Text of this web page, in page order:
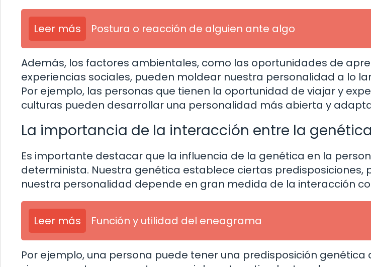
Leer más Postura o reacción de alguien ante algo
Además, los factores ambientales, como las oportunidades de
experiencias sociales, pueden moldear nuestra personalidad a lo
Por ejemplo, las personas que tienen la oportunidad de viajar y
culturas pueden desarrollar una personalidad más abierta y
La importancia de la interacción entre la
Es importante destacar que la influencia de la genética en la
determinista. Nuestra genética establece ciertas predisposiciones,
nuestra personalidad depende en gran medida de la interacción
Leer más Función y utilidad del eneagrama
Por ejemplo, una persona puede tener una predisposición genética